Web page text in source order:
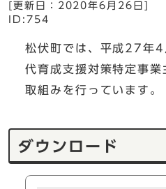
[更新日： 2020年6月26日
ID:754
松伏町では、平成27年
代育成支援対策特定事業
取組みを行っています。
ダウンロード